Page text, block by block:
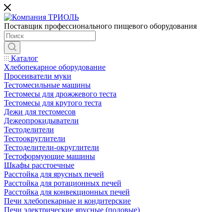
Поставщик профессионального пищевого оборудования
Каталог
Хлебопекарное оборудование
Просеиватели муки
Тестомесильные машины
Тестомесы для дрожжевого теста
Тестомесы для крутого теста
Дежи для тестомесов
Дежеопрокидыватели
Тестоделители
Тестоокруглители
Тестоделители-округлители
Тестоформующие машины
Шкафы расстоечные
Расстойка для ярусных печей
Расстойка для ротационных печей
Расстойка для конвекционных печей
Печи хлебопекарные и кондитерские
Печи электрические ярусные (подовые)